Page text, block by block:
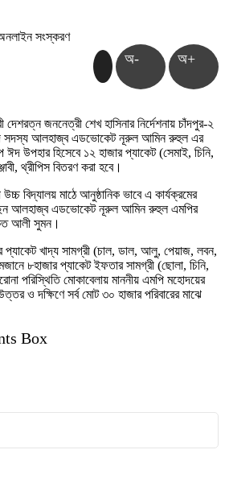
সংস্করণ
অ- অ+
দেশরত্ন জননেত্রী শেখ হাসিনার নির্দেশনায় চাঁদপুর-২
সদস্য আলহাজ্ব এডভোকেট নূরুল আমিন রুহুল এর
উপহার হিসেবে ১২ হাজার প্যাকেট (সেমাই, চিনি,
থ্রীপিস বিতরণ করা হবে।
বিদ্যালয় মাঠে আনুষ্ঠানিক ভাবে এ কার্যক্রমের
আলহাজ্ব এডভোকেট নূরুল আমিন রুহুল এমপির
আলী সুমন।
প্যাকেট খাদ্য সামগ্রী (চাল, ডাল, আলু, পেয়াজ, লবন,
৮হাজার প্যাকেট ইফতার সামগ্রী (ছোলা, চিনি,
পরিস্থিতি মোকাবেলায় মাননীয় এমপি মহোদয়ের
ও দক্ষিণে সর্ব মোট ৩০ হাজার পরিবারের মাঝে
Box